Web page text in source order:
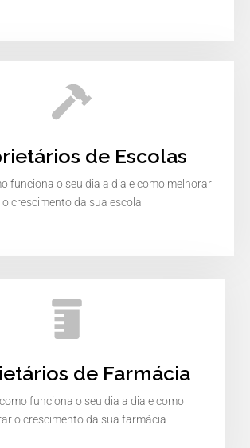
de Escolas
funciona o seu dia a dia e como melhorar
o crescimento da sua escola
de Farmácia
funciona o seu dia a dia e como
o crescimento da sua farmácia